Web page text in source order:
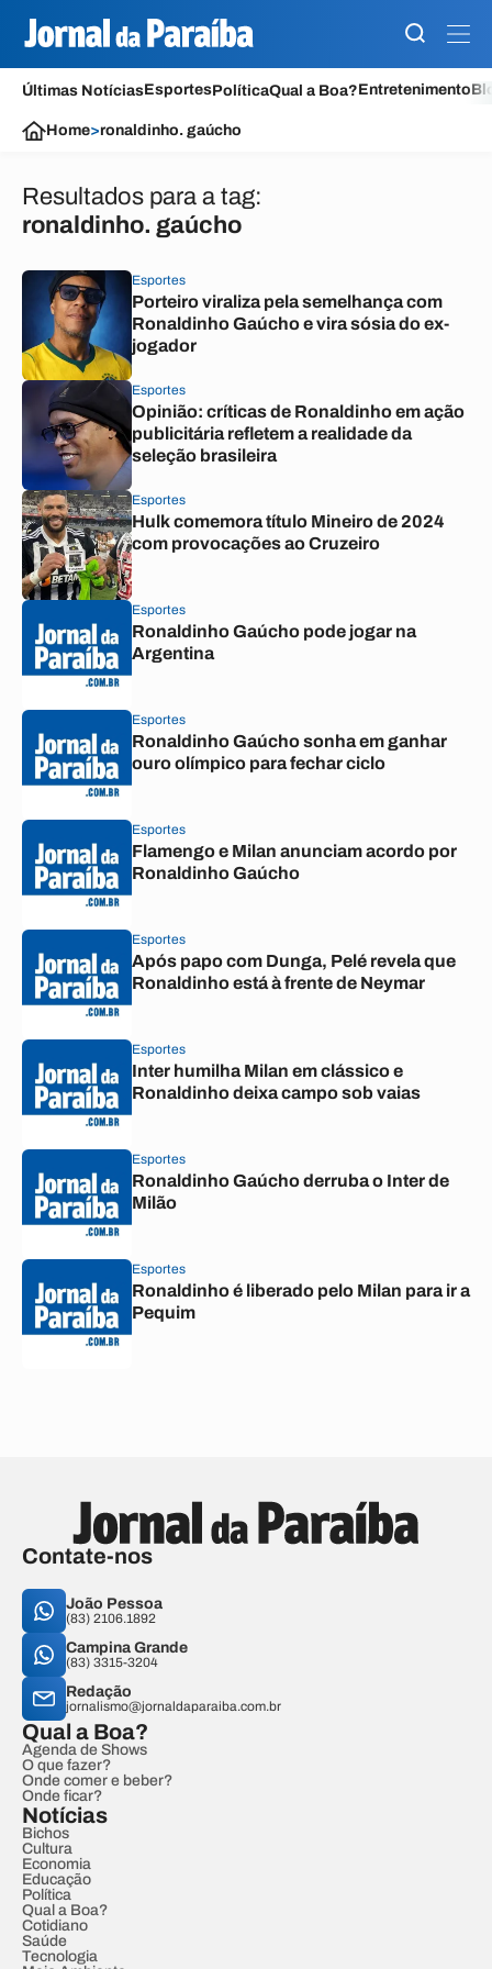
Últimas NotíciasEsportesPolíticaQual a Boa?Entretenimento
Home>ronaldinho. gaúcho
Resultados para a tag:
ronaldinho. gaúcho
Esportes
Porteiro viraliza pela semelhança com
Ronaldinho Gaúcho e vira sósia do ex-
jogador
Esportes
Opinião: críticas de Ronaldinho em ação
publicitária refletem a realidade da
seleção brasileira
Esportes
Hulk comemora título Mineiro de 2024
com provocações ao Cruzeiro
Esportes
Ronaldinho Gaúcho pode jogar na
Argentina
Esportes
Ronaldinho Gaúcho sonha em ganhar
ouro olímpico para fechar ciclo
Esportes
Flamengo e Milan anunciam acordo por
Ronaldinho Gaúcho
Esportes
Após papo com Dunga, Pelé revela que
Ronaldinho está à frente de Neymar
Esportes
Inter humilha Milan em clássico e
Ronaldinho deixa campo sob vaias
Esportes
Ronaldinho Gaúcho derruba o Inter de
Milão
Esportes
Ronaldinho é liberado pelo Milan para ir a
Pequim
Contate-nos
João Pessoa
(83) 2106.1892
Campina Grande
(83) 3315-3204
Redação
jornalismo@jornaldaparaiba.com.br
Qual a Boa?
Agenda de Shows
O que fazer?
Onde comer e beber?
Onde ficar?
Notícias
Bichos
Cultura
Economia
Educação
Política
Qual a Boa?
Cotidiano
Saúde
Tecnologia